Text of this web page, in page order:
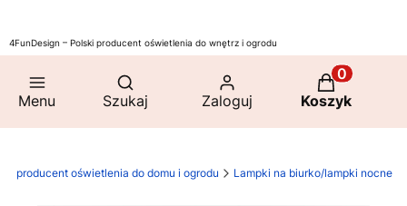
4FunDesign – Polski producent oświetlenia do wnętrz i ogrodu
Menu
Otwórz wyszukiwarkę
Szukaj Zaloguj
Produkty
Koszyk
- producent oświetlenia do domu i ogrodu Lampki na biurko/lampki nocne